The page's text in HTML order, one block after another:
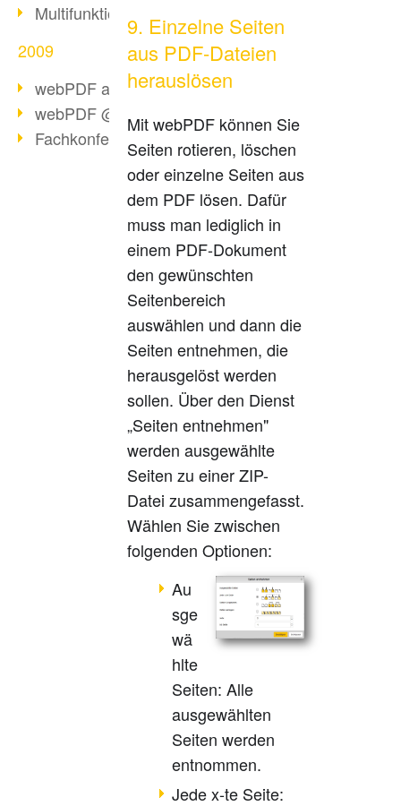
Multifunktionswerkzeug webPDF 2.0
2009
webPDF als Virtual Appliance
webPDF @ Top 20 IT-Produkte
Fachkonferenz PDF/A
9. Einzelne Seiten
aus PDF-Dateien
herauslösen
Mit webPDF können Sie
Seiten rotieren, löschen
oder einzelne Seiten aus
dem PDF lösen. Dafür
muss man lediglich in
einem PDF-Dokument
den gewünschten
Seitenbereich
auswählen und dann die
Seiten entnehmen, die
herausgelöst werden
sollen. Über den Dienst
„Seiten entnehmen"
werden ausgewählte
Seiten zu einer ZIP-
Datei zusammengefasst.
Wählen Sie zwischen
folgenden Optionen:
Au
sge
wä
hlte
Seiten: Alle
ausgewählten
Seiten werden
entnommen.
Jede x-te Seite: